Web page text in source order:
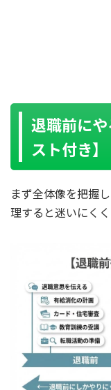
退職前に
スト付き】
まず全体像を把握
理すると迷いにくく